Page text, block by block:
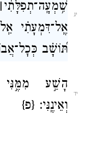
יג שִׁ֥מְעָֽה־תְפִלָּתִ֨י׀
אֶֽל־דִּמְעָתִ֗י
תּ֝וֹשָׁ֗ב
יד
הָשַׁ֣ע מִמֶּ֣נִּי
וְאֵינֶֽנִּי׃ {פ}